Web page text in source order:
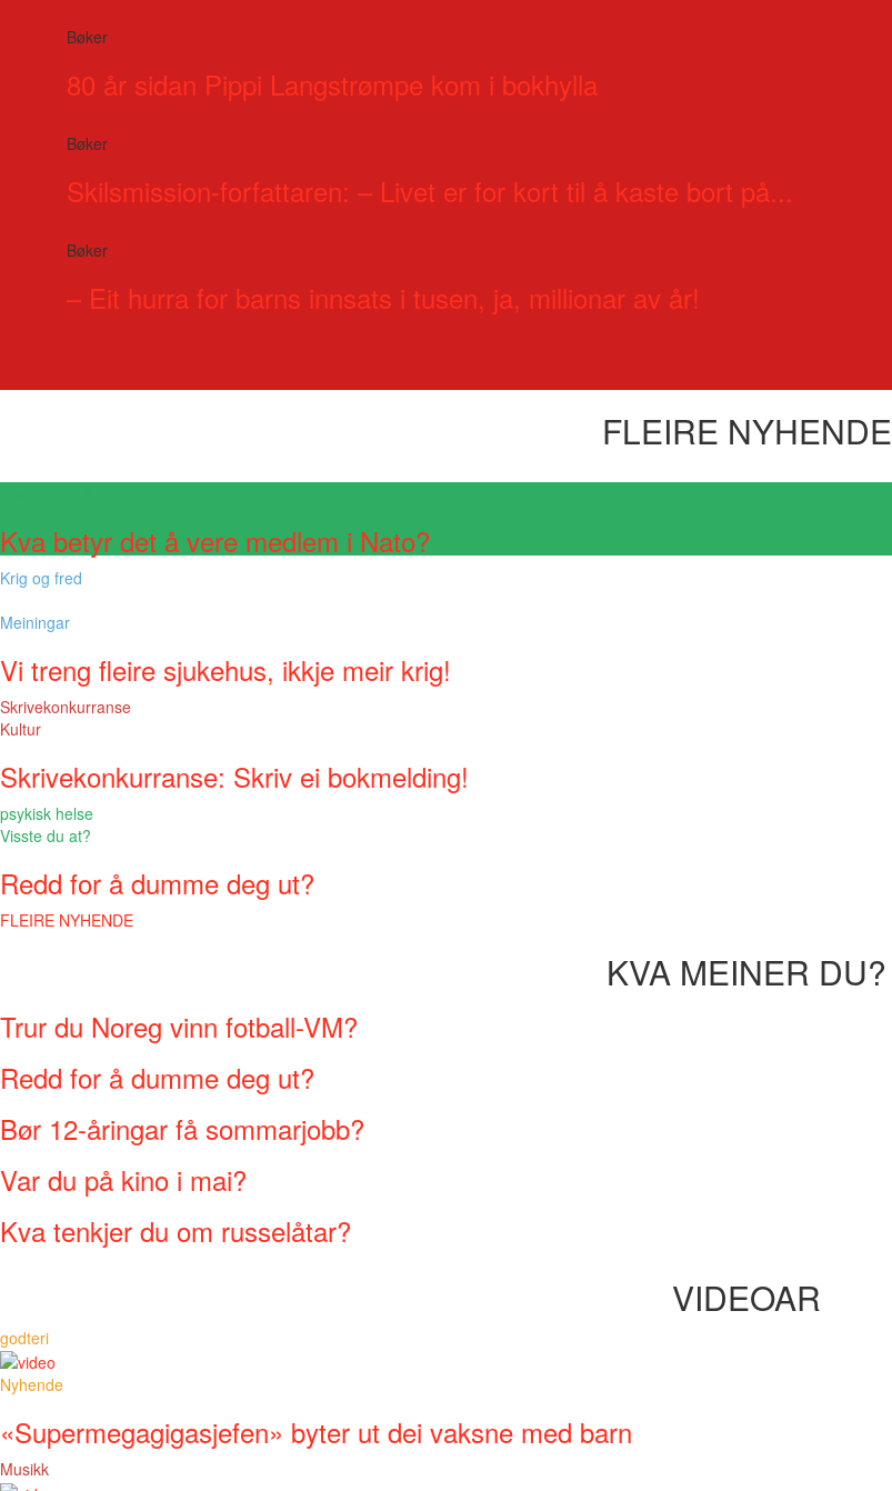
Bøker
80 år sidan Pippi Langstrømpe kom i bokhylla
Bøker
Skilsmission-forfattaren: – Livet er for kort til å kaste bort på...
Bøker
– Eit hurra for barns innsats i tusen, ja, millionar av år!
FLEIRE NYHENDE
Kva betyr det å vere medlem i Nato?
Krig og fred
Meiningar
Vi treng fleire sjukehus, ikkje meir krig!
Skrivekonkurranse
Kultur
Skrivekonkurranse: Skriv ei bokmelding!
psykisk helse
Visste du at?
Redd for å dumme deg ut?
FLEIRE NYHENDE
KVA MEINER DU?
Trur du Noreg vinn fotball-VM?
Redd for å dumme deg ut?
Bør 12-åringar få sommarjobb?
Var du på kino i mai?
Kva tenkjer du om russelåtar?
VIDEOAR
godteri
Nyhende
«Supermegagigasjefen» byter ut dei vaksne med barn
Musikk